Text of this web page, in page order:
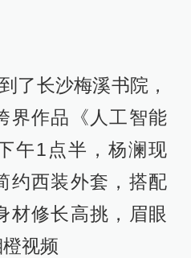
了长沙梅溪书院，
界作品《人工智能
午1点半，杨澜现
约西装外套，搭配
材修长高挑，眉眼
视频